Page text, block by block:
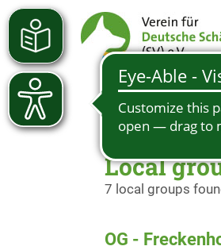
Local
7 local groups
OG -